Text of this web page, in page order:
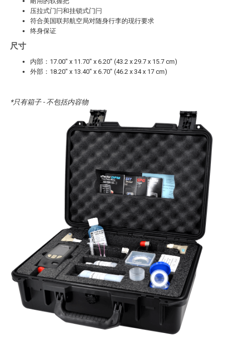
压拉式门闩和挂锁式门闩
符合美国联邦航空局对随身行李的现行要求
终身保证
尺寸
内部：17.00" x 11.70" x 6.20" (43.2 x 29.7 x 15.7 cm)
外部：18.20" x 13.40" x 6.70" (46.2 x 34 x 17 cm)
*只有箱子 - 不包括内容物